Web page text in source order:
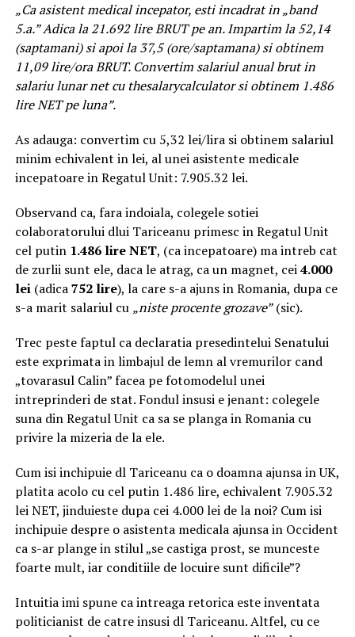
„Ca asistent medical incepator, esti incadrat in „band
5.a.” Adica la 21.692 lire BRUT pe an. Impartim la 52,14
(saptamani) si apoi la 37,5 (ore/saptamana) si obtinem
11,09 lire/ora BRUT. Convertim salariul anual brut in
salariu lunar net cu thesalarycalculator si obtinem 1.486
lire NET pe luna”.
As adauga: convertim cu 5,32 lei/lira si obtinem salariul
minim echivalent in lei, al unei asistente medicale
incepatoare in Regatul Unit: 7.905.32 lei.
Observand ca, fara indoiala, colegele sotiei
colaboratorului dlui Tariceanu primesc in Regatul Unit
cel putin 1.486 lire NET, (ca incepatoare) ma intreb cat
de zurlii sunt ele, daca le atrag, ca un magnet, cei4.000
lei(adica752 lire), la care s-a ajuns in Romania, dupa ce
s-a marit salariul cu „niste procente grozave”(sic).
Trec peste faptul ca declaratia presedintelui Senatului
este exprimata in limbajul de lemn al vremurilor cand
„tovarasul Calin” facea pe fotomodelul unei
intreprinderi de stat. Fondul insusi e jenant: colegele
suna din Regatul Unit ca sa se planga in Romania cu
privire la mizeria de la ele.
Cum isi inchipuie dl Tariceanu ca o doamna ajunsa in UK,
platita acolo cu cel putin 1.486 lire, echivalent 7.905.32
lei NET, jinduieste dupa cei 4.000 lei de la noi? Cum isi
inchipuie despre o asistenta medicala ajunsa in Occident
ca s-ar plange in stilul „se castiga prost, se munceste
foarte mult, iar conditiile de locuire sunt dificile”?
Intuitia imi spune ca intreaga retorica este inventata
politicianist de catre insusi dl Tariceanu. Altfel, cu ce